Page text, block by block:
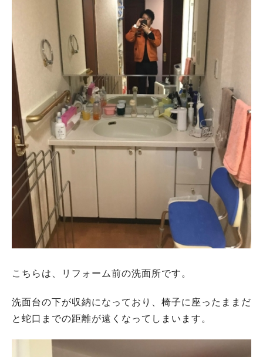
こちらは、リフォーム前の洗面所です。
洗面台の下が収納になっており、椅子に座ったままだ
と蛇口までの距離が遠くなってしまいます。